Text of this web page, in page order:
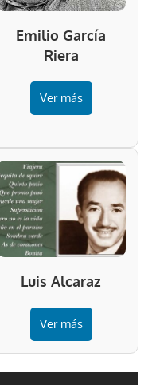
Emilio García
Riera
Ver más
Luis Alcaraz
Ver más